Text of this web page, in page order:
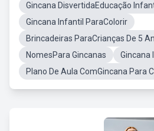
Gincana DisvertidaEducação
Gincana Infantil ParaColorir
Brincadeiras ParaCrianças De 5
NomesPara Gincanas
Gincana
Plano De Aula ComGincana Para